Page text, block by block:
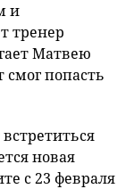
и
тренер
Матвею
смог попасть
новая
с 23 февраля